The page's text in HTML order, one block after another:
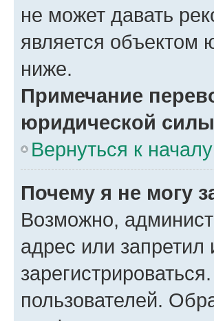
не может давать
является объектом
ниже.
Примечание
юридической
Вернуться к началу
Почему я не могу
Возможно,
адрес или
пользователей.